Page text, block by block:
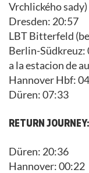
Vrchlického sady)
Dresden: 20:57
LBT Bitterfeld
Berlin-Südkreuz:
a la estacion de
Hannover Hbf:
Düren: 07:33
RETURN JOURNEY:
Düren: 20:36
Hannover: 00:22